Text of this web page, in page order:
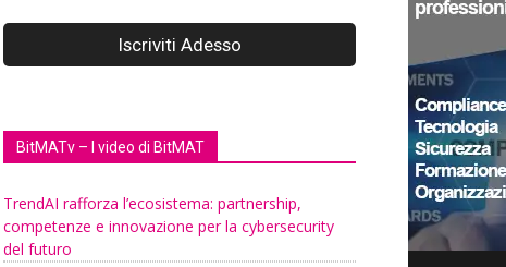
BitMATv – I video di BitMAT
TrendAI rafforza l’ecosistema: partnership,
competenze e innovazione per la cybersecurity
del futuro